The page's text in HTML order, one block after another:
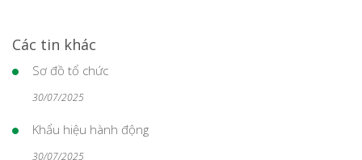
Các tin khác
Sơ đồ tổ chức
30/07/2025
Khẩu hiệu hành động
30/07/2025